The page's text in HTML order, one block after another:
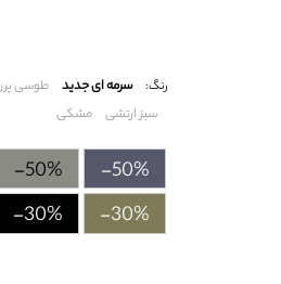
رنگ: سرمه ای جدید
طوسی
سبز ارتشی
مشکی
-50%
-50%
-30%
-30%